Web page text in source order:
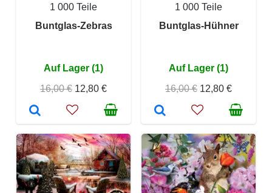
1 000 Teile
Buntglas-Zebras
Auf Lager (1)
16,00 € 12,80 €
1 000 Teile
Buntglas-Hühner
Auf Lager (1)
16,00 € 12,80 €